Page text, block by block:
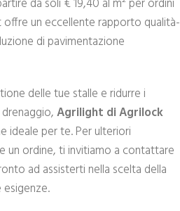
offre un eccellente rapporto qualità-
di pavimentazione
delle tue stalle e ridurre i
Agrilight di Agrilock
ideale per te. Per ulteriori
un ordine, ti invitiamo a contattare
ad assisterti nella scelta della